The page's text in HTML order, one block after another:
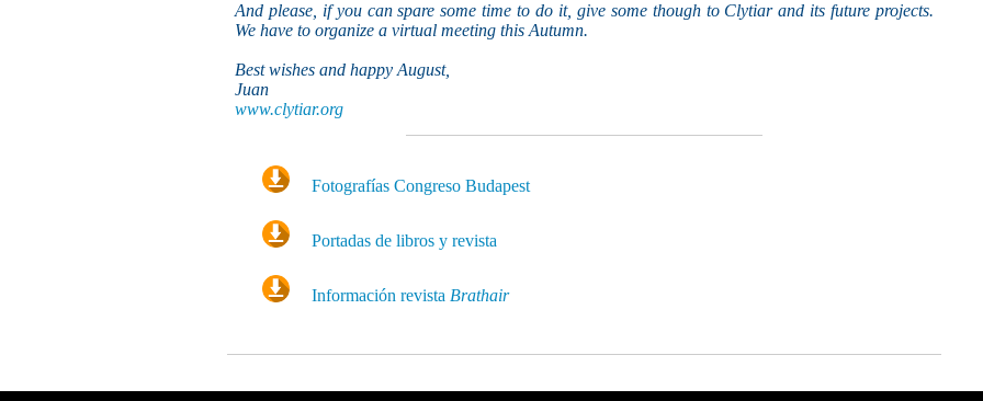
And please, if you can spare some time to do it, give some though to Clytiar and its future projects.
We have to organize a virtual meeting this Autumn.
Best wishes and happy August,
Juan
www.clytiar.org
Fotografías Congreso Budapest
Portadas de libros y revista
Información revista Brathair